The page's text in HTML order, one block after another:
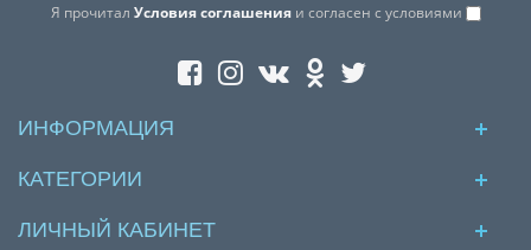
Я прочитал Условия соглашенияи согласен с условиями
ИНФОРМАЦИЯ
КАТЕГОРИИ
ЛИЧНЫЙ КАБИНЕТ